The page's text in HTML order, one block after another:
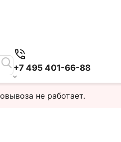
+7 495 401-66-88
не работает.